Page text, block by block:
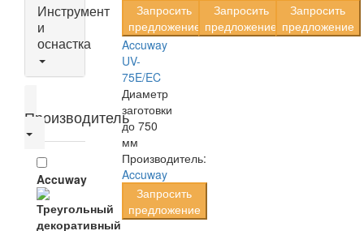
Инструмент
и
оснастка
Производитель
Accuway
Запросить
предложение
Запросить
предложение
Запросить
предложение
Accuway
UV-
75E/EC
Диаметр
заготовки
до 750
мм
Производитель:
Accuway
Запросить
предложение